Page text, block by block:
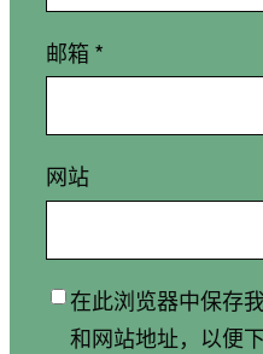
邮箱 *
网站
在此浏览器中保存
和网站地址，以便